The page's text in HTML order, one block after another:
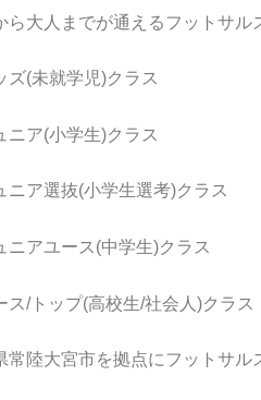
ら大人までが通えるフットサル
ズ(未就学児)クラス
ニア(小学生)クラス
ニア選抜(小学生選考)クラス
ニアユース(中学生)クラス
ス/トップ(高校生/社会人)クラス
常陸大宮市を拠点にフットサル